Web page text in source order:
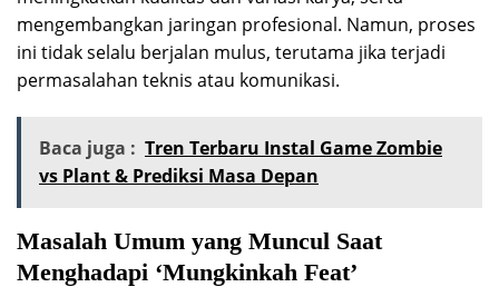
mengembangkan jaringan profesional. Namun, proses
ini tidak selalu berjalan mulus, terutama jika terjadi
permasalahan teknis atau komunikasi.
Baca juga : Tren Terbaru Instal Game Zombie
vs Plant & Prediksi Masa Depan
Masalah Umum yang Muncul Saat
Menghadapi ‘Mungkinkah Feat’